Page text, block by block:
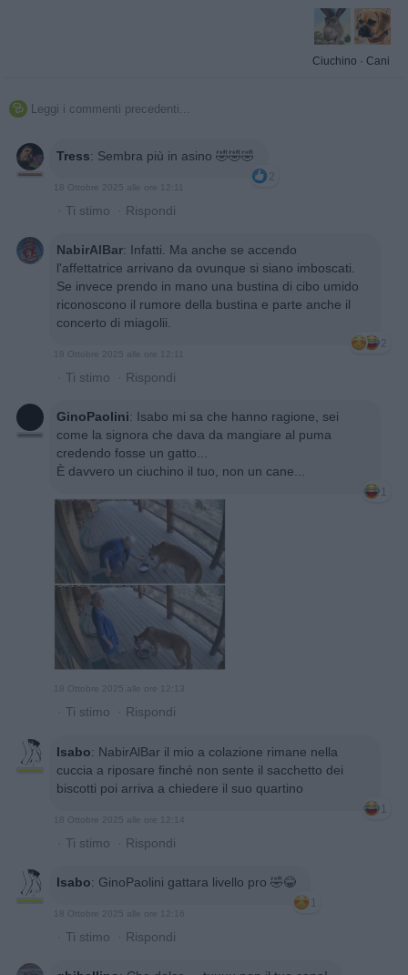
Ciuchino · Cani
 Leggi i commenti precedenti...
Tress: Sembra più in asino 🤣🤣🤣
2
· Ti stimo · Rispondi
NabirAlBar: Infatti. Ma anche se accendo
l'affettatrice arrivano da ovunque si siano imboscati.
Se invece prendo in mano una bustina di cibo umido
riconoscono il rumore della bustina e parte anche il
concerto di miagolii.
2
· Ti stimo · Rispondi
GinoPaolini: Isabo mi sa che hanno ragione, sei
come la signora che dava da mangiare al puma
credendo fosse un gatto...
È davvero un ciuchino il tuo, non un cane...
1
· Ti stimo · Rispondi
Isabo: NabirAlBar il mio a colazione rimane nella
cuccia a riposare finché non sente il sacchetto dei
biscotti poi arriva a chiedere il suo quartino
1
· Ti stimo · Rispondi
Isabo: GinoPaolini gattara livello pro 🤣😂
1
· Ti stimo · Rispondi